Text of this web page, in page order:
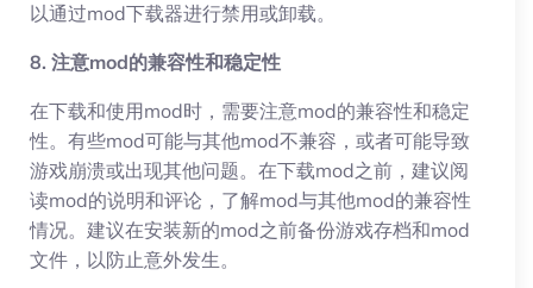
以通过mod下载器进行禁用或卸载。
8. 注意mod的兼容性和稳定性
在下载和使用mod时，需要注意mod的兼容性和稳定
性。有些mod可能与其他mod不兼容，或者可能导致
游戏崩溃或出现其他问题。在下载mod之前，建议阅
读mod的说明和评论，了解mod与其他mod的兼容性
情况。建议在安装新的mod之前备份游戏存档和mod
文件，以防止意外发生。